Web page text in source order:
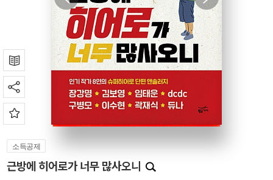
소득공제
근방에 히어로가 너무 많사오니